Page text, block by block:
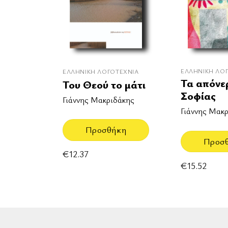
ΕΛΛΗΝΙΚΉ ΛΟΓΟΤΕΧΝΊΑ
Του Θεού το μάτι
Γιάννης Μακριδάκης
Προσθήκη
€12.37
ΕΛΛΗΝΙΚΉ
Τα
Σοφίας
Γιάννης
€15.52